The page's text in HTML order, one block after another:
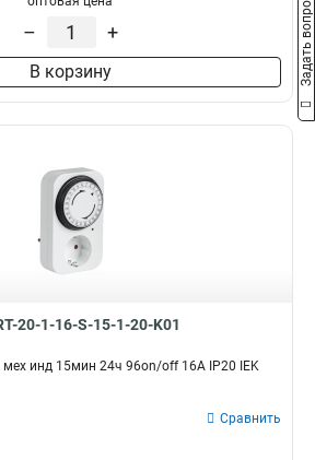
– +
В корзину
20-1-16-S-15-1-20-K01
мех инд 15мин 24ч 96on/off 16А IP20 IEK
Сравнить
Задать вопрос